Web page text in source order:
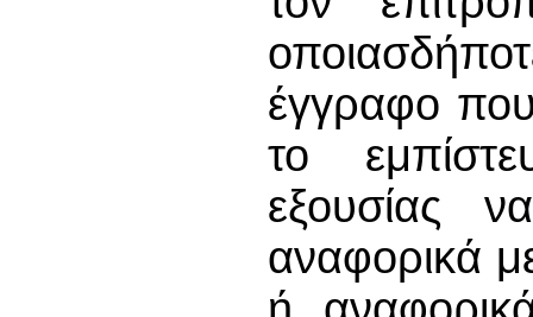
έγγραφο
το
εξουσίας
αναφορικά